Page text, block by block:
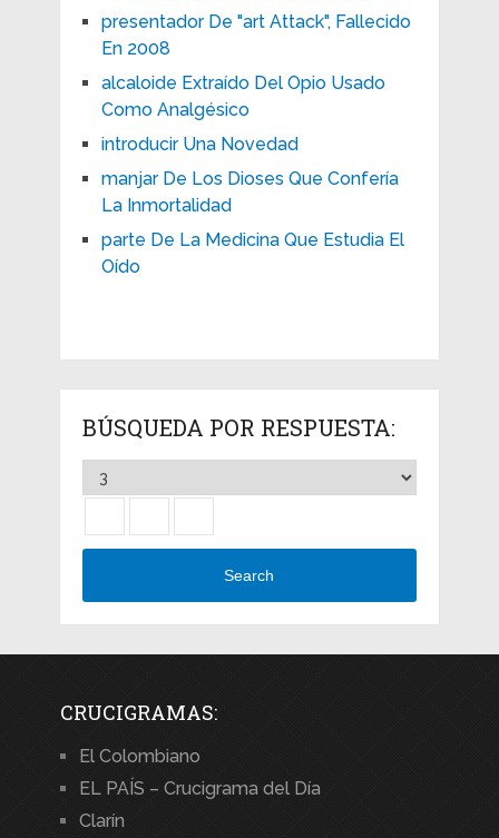
presentador De "art Attack", Fallecido
En 2008
alcaloide Extraído Del Opio Usado
Como Analgésico
introducir Una Novedad
manjar De Los Dioses Que Confería
La Inmortalidad
parte De La Medicina Que Estudia El
Oído
BÚSQUEDA POR RESPUESTA:
Search
CRUCIGRAMAS:
El Colombiano
EL PAÍS – Crucigrama del Día
Clarín